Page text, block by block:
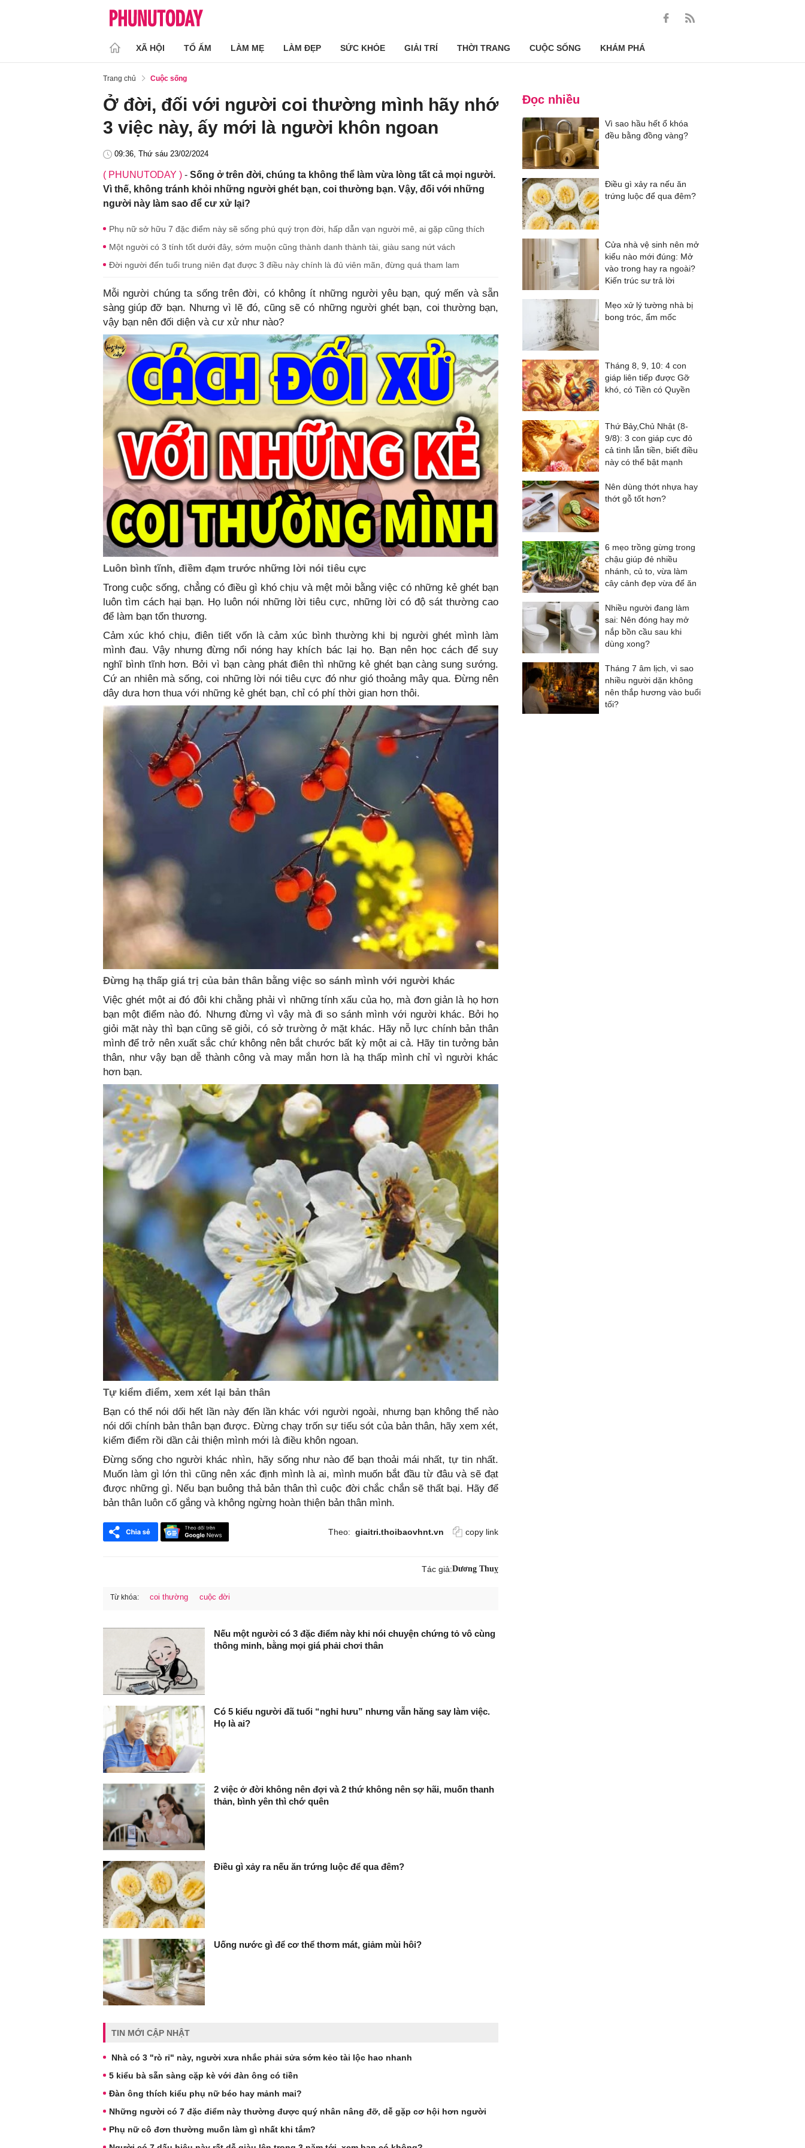
XÃ HỘI TỔ ẤM LÀM MẸ LÀM ĐẸP SỨC KHỎE GIẢI TRÍ THỜI TRANG CUỘC SỐNG KHÁM PHÁ
Trang chủ Cuộc sống
Ở đời, đối với người coi thường mình hãy nhớ
3 việc này, ấy mới là người khôn ngoan
09:36, Thứ sáu 23/02/2024
( PHUNUTODAY ) - Sống ở trên đời, chúng ta không thể làm vừa lòng tất cả mọi người.
Vì thế, không tránh khỏi những người ghét bạn, coi thường bạn. Vậy, đối với những
người này làm sao để cư xử lại?
Phụ nữ sở hữu 7 đặc điểm này sẽ sống phú quý trọn đời, hấp dẫn vạn người mê, ai gặp cũng thích
Một người có 3 tính tốt dưới đây, sớm muộn cũng thành danh thành tài, giàu sang nứt vách
Đời người đến tuổi trung niên đạt được 3 điều này chính là đủ viên mãn, đừng quá tham lam
Mỗi người chúng ta sống trên đời, có không ít những người yêu bạn, quý mến và sẵn
sàng giúp đỡ bạn. Nhưng vì lẽ đó, cũng sẽ có những người ghét bạn, coi thường bạn,
vậy bạn nên đối diện và cư xử như nào?
Luôn bình tĩnh, điềm đạm trước những lời nói tiêu cực
Trong cuộc sống, chẳng có điều gì khó chịu và mệt mỏi bằng việc có những kẻ ghét bạn
luôn tìm cách hại bạn. Họ luôn nói những lời tiêu cực, những lời có độ sát thường cao
để làm bạn tổn thương.
Cảm xúc khó chịu, điên tiết vốn là cảm xúc bình thường khi bị người ghét mình làm
mình đau. Vậy nhưng đừng nổi nóng hay khích bác lại họ. Bạn nên học cách để suy
nghĩ bình tĩnh hơn. Bởi vì bạn càng phát điên thì những kẻ ghét bạn càng sung sướng.
Cứ an nhiên mà sống, coi những lời nói tiêu cực đó như gió thoảng mây qua. Đừng nên
dây dưa hơn thua với những kẻ ghét bạn, chỉ có phí thời gian hơn thôi.
Đừng hạ thấp giá trị của bản thân bằng việc so sánh mình với người khác
Việc ghét một ai đó đôi khi chằng phải vì những tính xấu của họ, mà đơn giản là họ hơn
bạn một điểm nào đó. Nhưng đừng vì vậy mà đi so sánh mình với người khác. Bởi họ
giỏi mặt này thì bạn cũng sẽ giỏi, có sở trường ở mặt khác. Hãy nỗ lực chính bản thân
mình để trở nên xuất sắc chứ không nên bắt chước bất kỳ một ai cả. Hãy tin tưởng bản
thân, như vậy bạn dễ thành công và may mắn hơn là hạ thấp mình chỉ vì người khác
hơn bạn.
Tự kiểm điểm, xem xét lại bản thân
Bạn có thể nói dối hết lần này đến lần khác với người ngoài, nhưng bạn không thể nào
nói dối chính bản thân bạn được. Đừng chạy trốn sự tiếu sót của bản thân, hãy xem xét,
kiểm điểm rồi dần cải thiện mình mới là điều khôn ngoan.
Đừng sống cho người khác nhìn, hãy sống như nào để bạn thoải mái nhất, tự tin nhất.
Muốn làm gì lớn thì cũng nên xác định mình là ai, mình muốn bắt đầu từ đâu và sẽ đạt
được những gì. Nếu bạn buông thả bản thân thì cuộc đời chắc chắn sẽ thất bại. Hãy để
bản thân luôn cố gắng và không ngừng hoàn thiện bản thân mình.
Theo: giaitri.thoibaovhnt.vn copy link
Tác giả:Dương Thuỵ
Từ khóa: coi thường cuộc đời
Nếu một người có 3 đặc điểm này khi nói chuyện chứng tỏ vô cùng
thông minh, bằng mọi giá phải chơi thân
Có 5 kiểu người đã tuổi “nghỉ hưu” nhưng vẫn hăng say làm việc.
Họ là ai?
2 việc ở đời không nên đợi và 2 thứ không nên sợ hãi, muốn thanh
thản, bình yên thì chớ quên
Điều gì xảy ra nếu ăn trứng luộc để qua đêm?
Uống nước gì để cơ thể thơm mát, giảm mùi hôi?
TIN MỚI CẬP NHẬT
Nhà có 3 "rò rỉ" này, người xưa nhắc phải sửa sớm kẻo tài lộc hao nhanh
5 kiểu bà sẵn sàng cặp kè với đàn ông có tiền
Đàn ông thích kiểu phụ nữ béo hay mảnh mai?
Những người có 7 đặc điểm này thường được quý nhân nâng đỡ, dễ gặp cơ hội hơn người
Phụ nữ cô đơn thường muốn làm gì nhất khi tắm?
Đọc nhiều
Vì sao hầu hết ổ khóa
đều bằng đồng vàng?
Điều gì xảy ra nếu ăn
trứng luộc để qua đêm?
Cửa nhà vệ sinh nên mở
kiểu nào mới đúng: Mở
vào trong hay ra ngoài?
Kiến trúc sư trả lời
Mẹo xử lý tường nhà bị
bong tróc, ẩm mốc
Tháng 8, 9, 10: 4 con
giáp liên tiếp được Gỡ
khó, có Tiền có Quyền
Thứ Bảy,Chủ Nhật (8-
9/8): 3 con giáp cực đỏ
cả tình lẫn tiền, biết điều
này có thể bật mạnh
Nên dùng thớt nhựa hay
thớt gỗ tốt hơn?
6 mẹo trồng gừng trong
chậu giúp đẻ nhiều
nhánh, củ to, vừa làm
cây cảnh đẹp vừa để ăn
Nhiều người đang làm
sai: Nên đóng hay mở
nắp bồn cầu sau khi
dùng xong?
Tháng 7 âm lịch, vì sao
nhiều người dặn không
nên thắp hương vào buổi
tối?